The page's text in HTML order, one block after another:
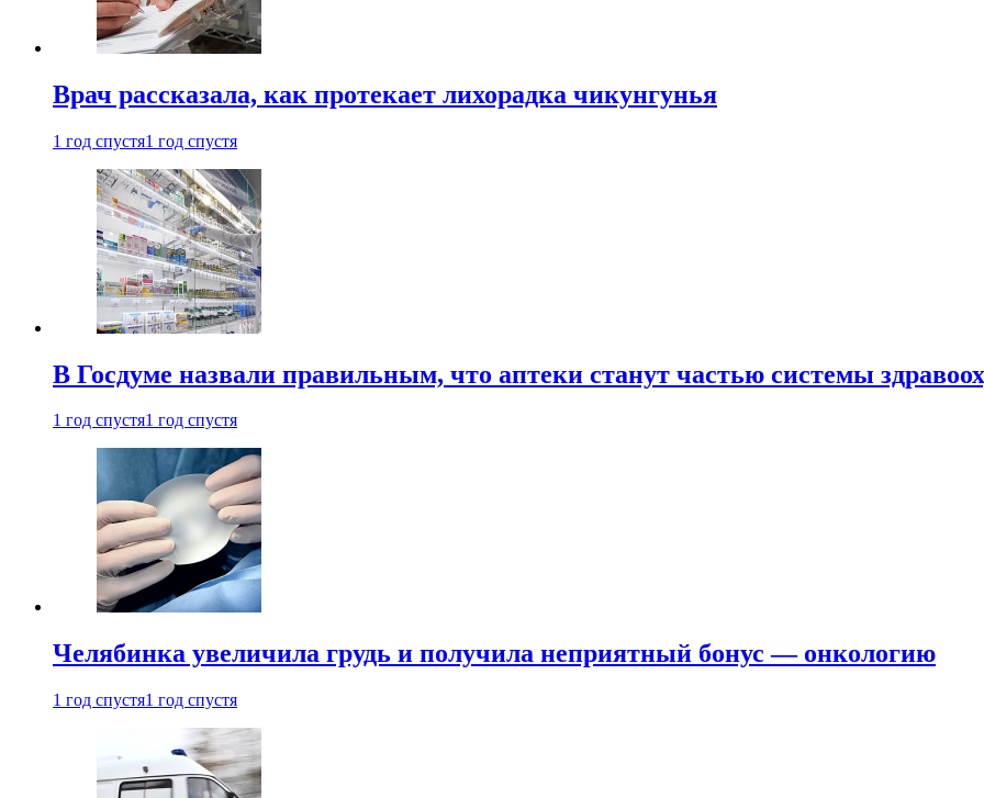
Врач рассказала, как протекает лихорадка чикунгунья
1 год спустя1 год спустя
В Госдуме назвали правильным, что аптеки станут частью системы
1 год спустя1 год спустя
Челябинка увеличила грудь и получила неприятный бонус — онкологию
1 год спустя1 год спустя